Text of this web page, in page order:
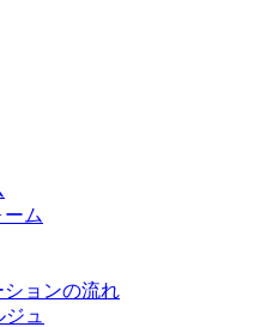
ム
ションの流れ
ュ